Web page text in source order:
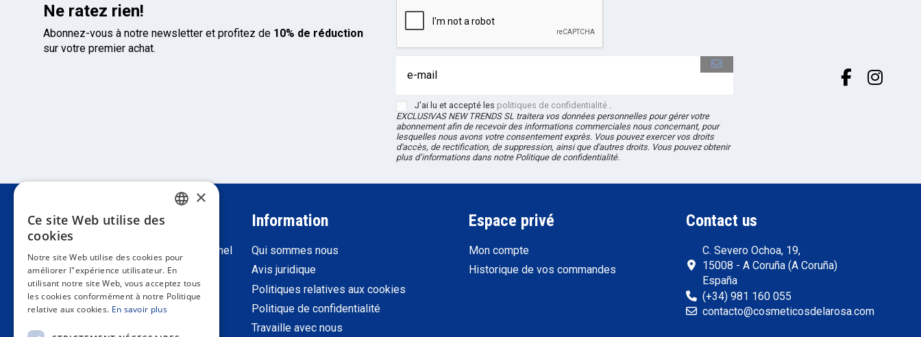
Ne ratez rien!
Abonnez-vous à notre newsletter et profitez de 10% de réduction
sur votre premier achat.
J'ai lu et accepté les politiques de confidentialité
EXCLUSIVAS NEW TRENDS SL traitera vos données personnelles pour gérer votre
abonnement afin de recevoir des informations commerciales nous concernant, pour
lesquelles nous avons votre consentement exprès. Vous pouvez exercer vos droits
d'accès, de rectification, de suppression, ainsi que d'autres droits. Vous pouvez obtenir
plus d’informations dans notre Politique de confidentialité.
Attention au client
Inscrivez-vous en tant que professionnel
Retour
Conditions générales de vente
contacto
Information
Qui sommes nous
Avis juridique
Politiques relatives aux cookies
Politique de confidentialité
Travaille avec nous
Espace privé
Mon compte
Historique de vos commandes
Contact us
C. Severo Ochoa, 19,
15008 - A Coruña (A Coruña)
España
(+34) 981 160 055
contacto@cosmeticosdelarosa.com
SPANISH
ENGLISH
ITALIAN
×
Ce site Web utilise des
cookies
Notre site Web utilise des cookies pour
améliorer l"expérience utilisateur. En
utilisant notre site Web, vous acceptez tous
les cookies conformément à notre Politique
relative aux cookies. En savoir plus